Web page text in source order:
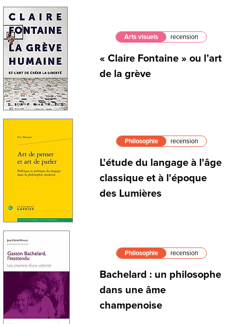
Arts visuels recension
« Claire Fontaine » ou l’art
de la grève
Philosophie recension
L'étude du langage à l'âge
classique et à l'époque
des Lumières
Philosophie recension
Bachelard : un philosophe
dans une âme
champenoise